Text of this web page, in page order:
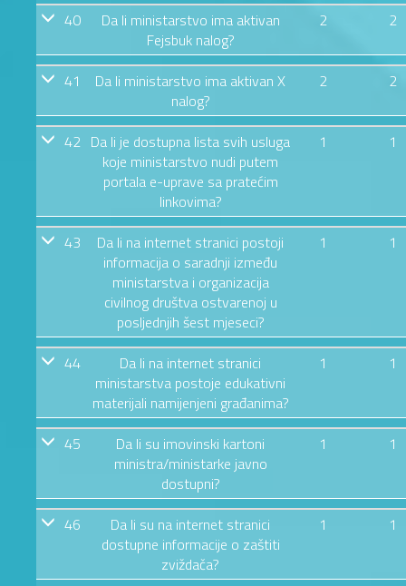
40
Da li ministarstvo ima aktivan
Fejsbuk nalog?
2 2
41
Da li ministarstvo ima aktivan X
nalog?
2 2
42 Da li je dostupna lista svih usluga
koje ministarstvo nudi putem
portala e-uprave sa pratećim
linkovima?
1 1
43
Da li na internet stranici postoji
informacija o saradnji između
ministarstva i organizacija
civilnog društva ostvarenoj u
posljednjih šest mjeseci?
1 1
44
Da li na internet stranici
ministarstva postoje edukativni
materijali namijenjeni građanima?
1 1
45
Da li su imovinski kartoni
ministra/ministarke javno
dostupni?
1 1
46
Da li su na internet stranici
dostupne informacije o zaštiti
zviždača?
1 1